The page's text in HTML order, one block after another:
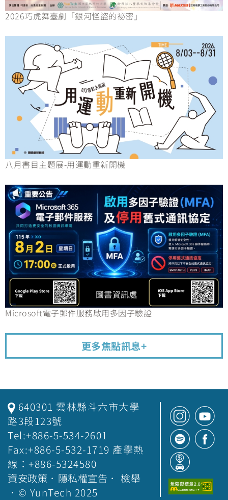
2026巧虎舞臺劇「銀河怪盜的祕密」
八月書目主題展-用運動重新開機
Microsoft電子郵件服務啟用多因子驗證
更多焦點訊息+
640301 雲林縣斗六市大學
路3段123號
Tel:+886-5-534-2601
Fax:+886-5-532-1719 產學熱
線：+886-5324580
資安政策 ． 隱私權宣告 ． 檢舉
．© YunTech 2025